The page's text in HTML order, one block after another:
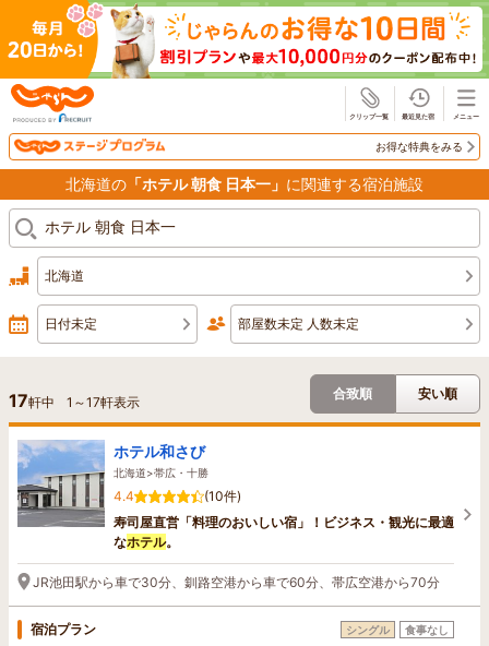
お得な特典をみる
北海道の 「ホテル 朝食 日本一」 に関連する宿泊施設
北海道
日付未定 部屋数未定 人数未定
17軒中 1 ～17軒表示
合致順 安い順
ホテル和さび
北海道>帯広・十勝
4.4
(10件)
寿司屋直営「料理のおいしい宿」！ビジネス・観光に最適
なホテル。
JR池田駅から車で30分、釧路空港から車で60分、帯広空港から70分
宿泊プラン シングル 食事なし